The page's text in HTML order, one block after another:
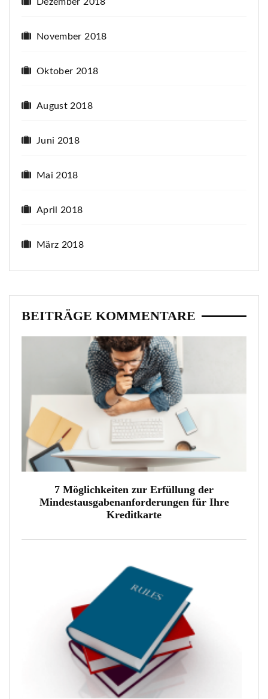
Dezember 2018
November 2018
Oktober 2018
August 2018
Juni 2018
Mai 2018
April 2018
März 2018
BEITRÄGE KOMMENTARE
7 Möglichkeiten zur Erfüllung der
Mindestausgabenanforderungen für Ihre
Kreditkarte